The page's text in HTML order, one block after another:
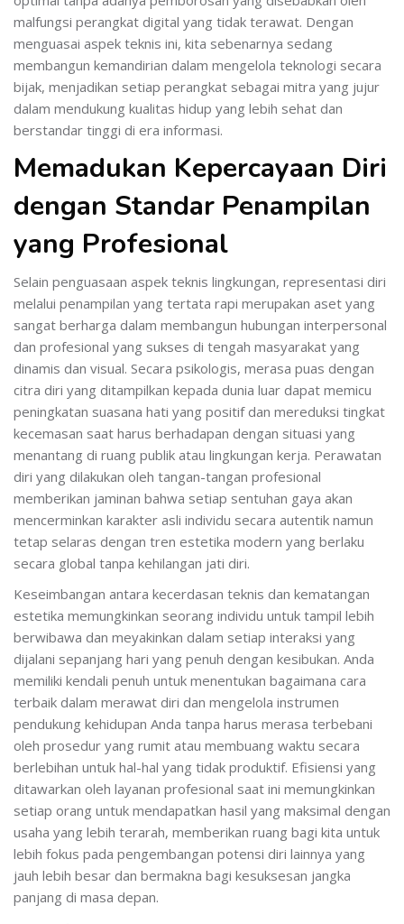
malfungsi perangkat digital yang tidak terawat. Dengan
menguasai aspek teknis ini, kita sebenarnya sedang
membangun kemandirian dalam mengelola teknologi secara
bijak, menjadikan setiap perangkat sebagai mitra yang jujur
dalam mendukung kualitas hidup yang lebih sehat dan
berstandar tinggi di era informasi.
Memadukan Kepercayaan Diri
dengan Standar Penampilan
yang Profesional
Selain penguasaan aspek teknis lingkungan, representasi diri
melalui penampilan yang tertata rapi merupakan aset yang
sangat berharga dalam membangun hubungan interpersonal
dan profesional yang sukses di tengah masyarakat yang
dinamis dan visual. Secara psikologis, merasa puas dengan
citra diri yang ditampilkan kepada dunia luar dapat memicu
peningkatan suasana hati yang positif dan mereduksi tingkat
kecemasan saat harus berhadapan dengan situasi yang
menantang di ruang publik atau lingkungan kerja. Perawatan
diri yang dilakukan oleh tangan-tangan profesional
memberikan jaminan bahwa setiap sentuhan gaya akan
mencerminkan karakter asli individu secara autentik namun
tetap selaras dengan tren estetika modern yang berlaku
secara global tanpa kehilangan jati diri.
Keseimbangan antara kecerdasan teknis dan kematangan
estetika memungkinkan seorang individu untuk tampil lebih
berwibawa dan meyakinkan dalam setiap interaksi yang
dijalani sepanjang hari yang penuh dengan kesibukan. Anda
memiliki kendali penuh untuk menentukan bagaimana cara
terbaik dalam merawat diri dan mengelola instrumen
pendukung kehidupan Anda tanpa harus merasa terbebani
oleh prosedur yang rumit atau membuang waktu secara
berlebihan untuk hal-hal yang tidak produktif. Efisiensi yang
ditawarkan oleh layanan profesional saat ini memungkinkan
setiap orang untuk mendapatkan hasil yang maksimal dengan
usaha yang lebih terarah, memberikan ruang bagi kita untuk
lebih fokus pada pengembangan potensi diri lainnya yang
jauh lebih besar dan bermakna bagi kesuksesan jangka
panjang di masa depan.